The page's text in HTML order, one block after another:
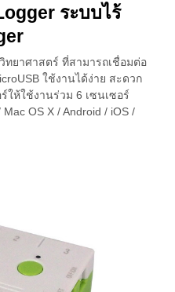
ระบบไร้
ทยาศาสตร์ ที่สามารถเชื่อมต่อ
ใช้งานได้ง่าย สะดวก
ให้ใช้งานร่วม 6 เซนเซอร์
OS X / Android / iOS /